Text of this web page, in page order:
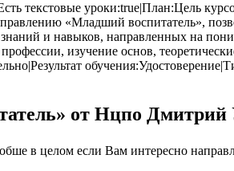
текстовые уроки:true|План:Цель
«Младший воспитатель»,
и навыков, направленных на
изучение основ,
от Нцпо Дмитрий
в целом если Вам интересно